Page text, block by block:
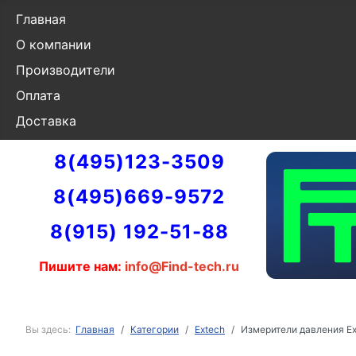
Главная
О компании
Производители
Оплата
Доставка
8(495)123-3509
8(495)669-9572
8(915) 192-51-88
Пишите нам: info@Find-tech.ru
Вы здесь: Главная Категории Extech Измерители давления